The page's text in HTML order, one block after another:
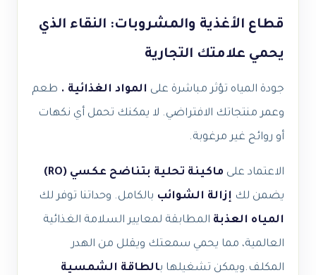
قطاع الأغذية والمشروبات: النقاء الذي
يحمي علامتك التجارية
جودة المياه تؤثر مباشرة على المواد الغذائية . طعم
وعمر منتجاتك الافتراضي. لا يمكنك تحمل أي نكهات
أو روائح غير مرغوبة.
الاعتماد على ماكينة تحلية بتناضح عكسي (RO)
يضمن لك إزالة الشوائب بالكامل. وحداتنا توفر لك
المياه العذبة المطابقة لمعايير السلامة الغذائية
العالمية، مما يحمي سمعتك ويقلل من الهدر
المكلف.ويمكن تشغيلها بالطاقة الشمسية